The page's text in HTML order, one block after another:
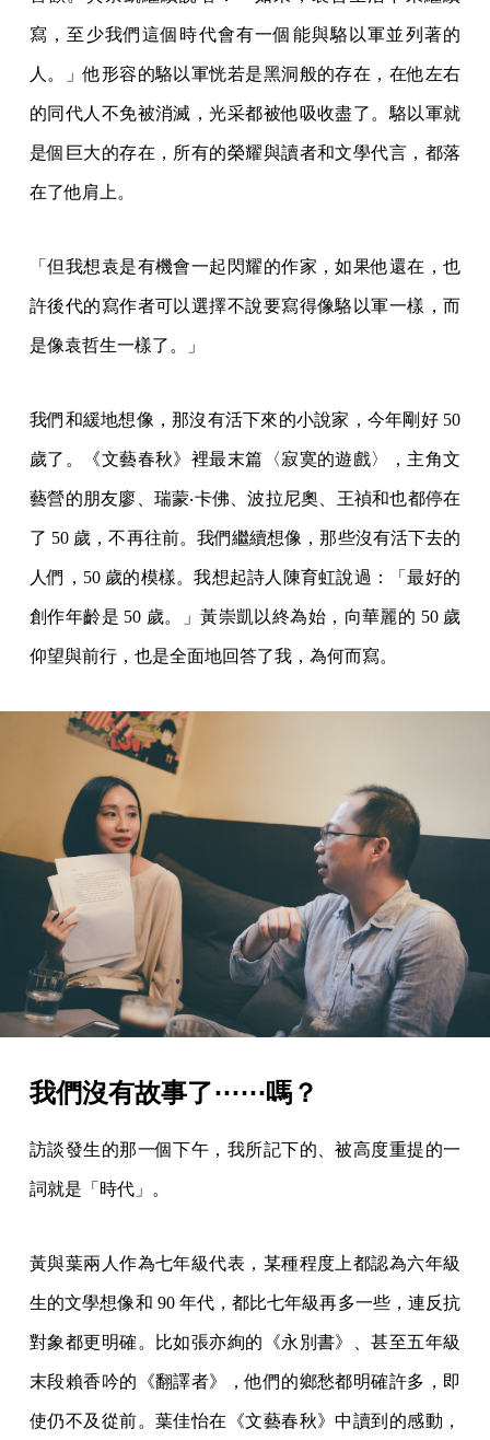
寫，至少我們這個時代會有一個能與駱以軍並列著的
人。」他形容的駱以軍恍若是黑洞般的存在，在他左右
的同代人不免被消滅，光采都被他吸收盡了。駱以軍就
是個巨大的存在，所有的榮耀與讀者和文學代言，都落
在了他肩上。
「但我想袁是有機會一起閃耀的作家，如果他還在，也
許後代的寫作者可以選擇不說要寫得像駱以軍一樣，而
是像袁哲生一樣了。」
我們和緩地想像，那沒有活下來的小說家，今年剛好 50
歲了。《文藝春秋》裡最末篇〈寂寞的遊戲〉，主角文
藝營的朋友廖、瑞蒙‧卡佛、波拉尼奧、王禎和也都停在
了 50 歲，不再往前。我們繼續想像，那些沒有活下去的
人們，50 歲的模樣。我想起詩人陳育虹說過：「最好的
創作年齡是 50 歲。」黃崇凱以終為始，向華麗的 50 歲
仰望與前行，也是全面地回答了我，為何而寫。
我們沒有故事了⋯⋯嗎？
訪談發生的那一個下午，我所記下的、被高度重提的一
詞就是「時代」。
黃與葉兩人作為七年級代表，某種程度上都認為六年級
生的文學想像和 90 年代，都比七年級再多一些，連反抗
對象都更明確。比如張亦絢的《永別書》、甚至五年級
末段賴香吟的《翻譯者》，他們的鄉愁都明確許多，即
使仍不及從前。葉佳怡在《文藝春秋》中讀到的感動，